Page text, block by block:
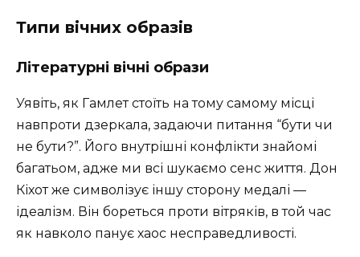
Типи вічних образів
Літературні вічні образи
Уявіть, як Гамлет стоїть на тому самому місці
навпроти дзеркала, задаючи питання “бути чи
не бути?”. Його внутрішні конфлікти знайомі
багатьом, адже ми всі шукаємо сенс життя. Дон
Кіхот же символізує іншу сторону медалі —
ідеалізм. Він бореться проти вітряків, в той час
як навколо панує хаос несправедливості.